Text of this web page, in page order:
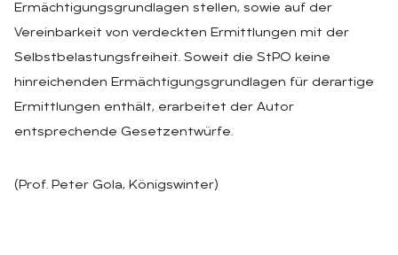
Ermächtigungsgrundlagen stellen, sowie auf der
Vereinbarkeit von verdeckten Ermittlungen mit der
Selbstbelastungsfreiheit. Soweit die StPO keine
hinreichenden Ermächtigungsgrundlagen für derartige
Ermittlungen enthält, erarbeitet der Autor
entsprechende Gesetzentwürfe.
(Prof. Peter Gola, Königswinter)